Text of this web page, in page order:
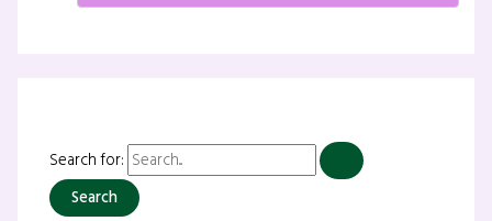
Search for: